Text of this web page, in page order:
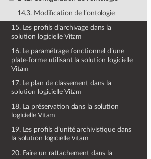
14.3. Modification de l’ontologie
15. Les profils d’archivage dans la
solution logicielle Vitam
16. Le paramétrage fonctionnel d’une
plate-forme utilisant la solution logicielle
Vitam
17. Le plan de classement dans la
solution logicielle Vitam
18. La préservation dans la solution
logicielle Vitam
19. Les profils d’unité archivistique dans
la solution logicielle Vitam
20. Faire un rattachement dans la